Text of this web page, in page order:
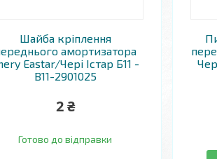
Шайба кріплення
амортизатора
Eastar/Чері Істар Б11 -
B11-2901025
2 ₴
Готово до відправки